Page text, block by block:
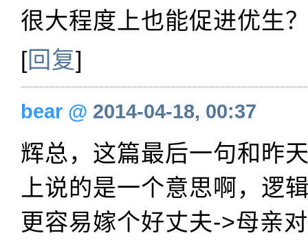
很大程度上也能促进优生
[回复]
bear @ 2014-04-18, 00:37
辉总，这篇最后一句和昨
上说的是一个意思啊，逻
更容易嫁个好丈夫->母亲